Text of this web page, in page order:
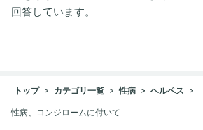
回答しています。
トップ カテゴリ一覧 性病 ヘルペス
性病、コンジロームに付いて